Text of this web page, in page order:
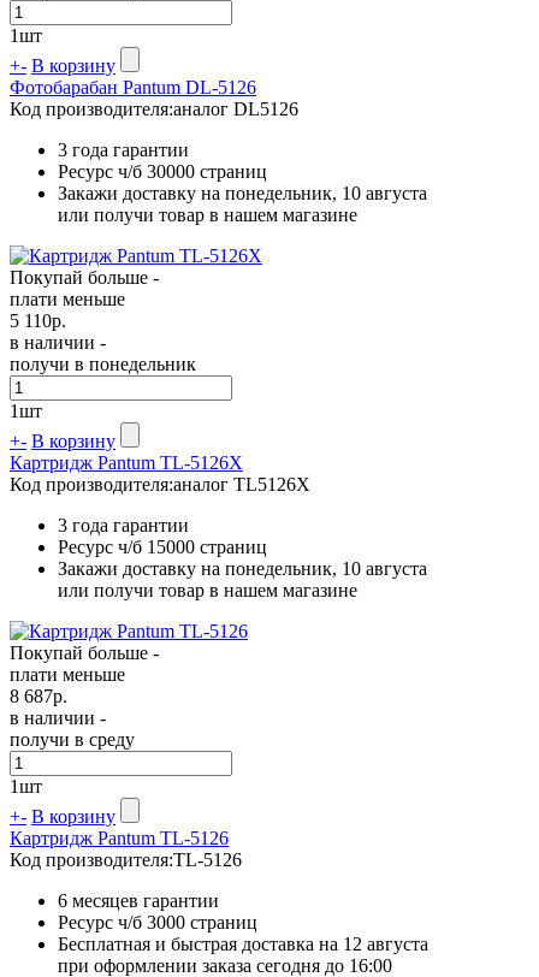
1шт
+- В корзину
Фотобарабан Pantum DL-5126
Код производителя:аналог DL5126
3 года гарантии
Ресурс ч/б 30000 страниц
Закажи доставку на понедельник, 10 августа
или получи товар в нашем магазине
Покупай больше -
плати меньше
5 110р.
в наличии -
получи в понедельник
1шт
+- В корзину
Картридж Pantum TL-5126X
Код производителя:аналог TL5126X
3 года гарантии
Ресурс ч/б 15000 страниц
Закажи доставку на понедельник, 10 августа
или получи товар в нашем магазине
Покупай больше -
плати меньше
8 687р.
в наличии -
получи в среду
1шт
+- В корзину
Картридж Pantum TL-5126
Код производителя:TL-5126
6 месяцев гарантии
Ресурс ч/б 3000 страниц
Бесплатная и быстрая доставка на 12 августа
при оформлении заказа сегодня до 16:00